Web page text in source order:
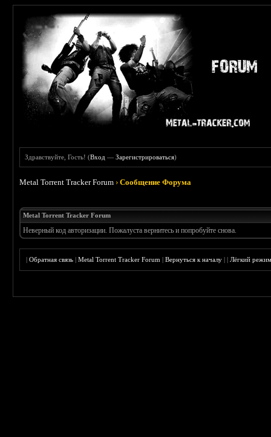
Здравствуйте, Гость! (Вход —Зарегистрироваться)
Metal Torrent Tracker Forum ›Сообщение Форума
Metal Torrent Tracker Forum
Неверный код авторизации. Пожалуста вернитесь и попробуйте снова.
|Обратная связь |Metal Torrent Tracker Forum |Вернуться к началу ||Лёгкий